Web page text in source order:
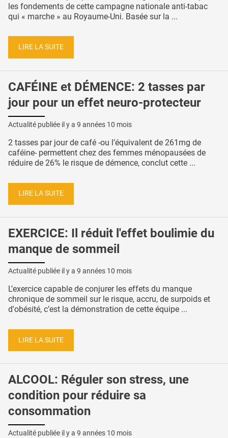
les fondements de cette campagne nationale anti-tabac
qui « marche » au Royaume-Uni. Basée sur la ...
LIRE LA SUITE
CAFÉINE et DÉMENCE: 2 tasses par
jour pour un effet neuro-protecteur
Actualité publiée il y a 9 années 10 mois
2 tasses par jour de café -ou l’équivalent de 261mg de
caféine- permettent chez des femmes ménopausées de
réduire de 26% le risque de démence, conclut cette ...
LIRE LA SUITE
EXERCICE: Il réduit l'effet boulimie du
manque de sommeil
Actualité publiée il y a 9 années 10 mois
L’exercice capable de conjurer les effets du manque
chronique de sommeil sur le risque, accru, de surpoids et
d'obésité, c’est la démonstration de cette équipe ...
LIRE LA SUITE
ALCOOL: Réguler son stress, une
condition pour réduire sa
consommation
Actualité publiée il y a 9 années 10 mois